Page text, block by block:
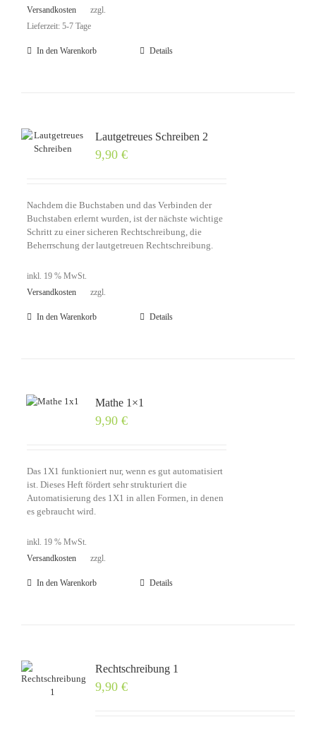
zzgl.
Versandkosten
Lieferzeit: 5-7 Tage
In den Warenkorb Details
Lautgetreues Schreiben 2
9,90 €
Nachdem die Buchstaben und das Verbinden der
Buchstaben erlernt wurden, ist der nächste wichtige
Schritt zu einer sicheren Rechtschreibung, die
Beherrschung der lautgetreuen Rechtschreibung.
inkl. 19 % MwSt.
zzgl.
Versandkosten
In den Warenkorb Details
Mathe 1×1
9,90 €
Das 1X1 funktioniert nur, wenn es gut automatisiert
ist. Dieses Heft fördert sehr strukturiert die
Automatisierung des 1X1 in allen Formen, in denen
es gebraucht wird.
inkl. 19 % MwSt.
zzgl.
Versandkosten
In den Warenkorb Details
Rechtschreibung 1
9,90 €